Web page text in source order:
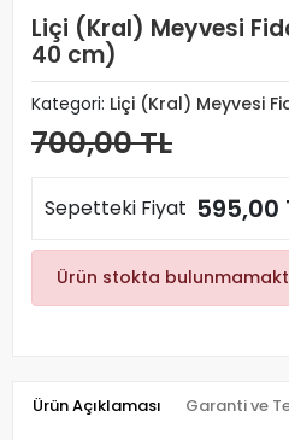
Liçi (Kral) Meyvesi
40 cm)
Kategori: Liçi (Kral) Meyvesi
700,00 TL
Sepetteki Fiyat 595,00
Ürün stokta
Ürün Açıklaması Garanti ve